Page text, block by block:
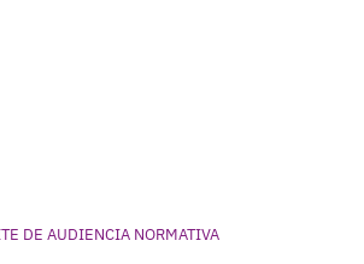
DE AUDIENCIA NORMATIVA